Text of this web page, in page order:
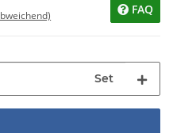
FAQ
Set